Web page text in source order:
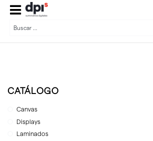
CATÁLOGO
Canvas
Displays
Laminados